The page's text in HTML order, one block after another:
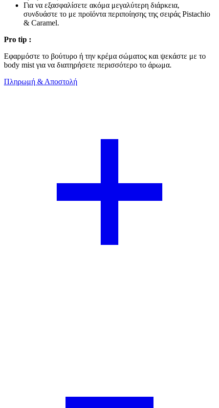
Για να εξασφαλίσετε ακόμα μεγαλύτερη διάρκεια,
συνδυάστε το με προϊόντα περιποίησης της σειράς Pistachio
& Caramel.
Pro tip :
Εφαρμόστε το βούτυρο ή την κρέμα σώματος και ψεκάστε με το
body mist για να διατηρήσετε περισσότερο το άρωμα.
Πληρωμή & Αποστολή